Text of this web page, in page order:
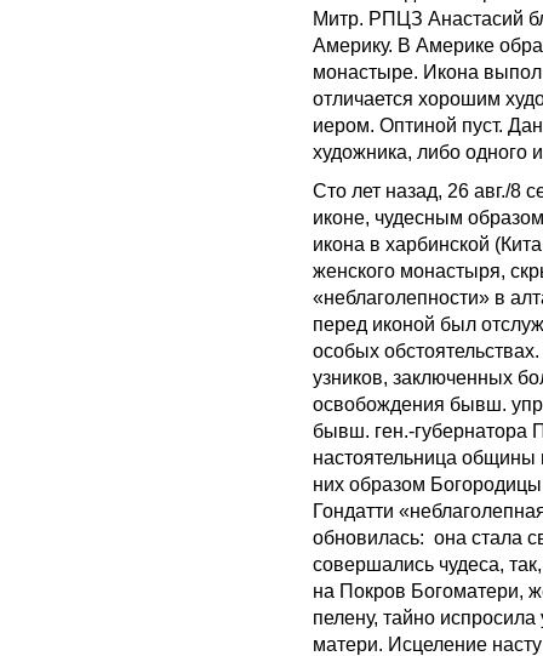
Митр. РПЦЗ Анастасий
Америку. В Америке
монастыре. Икона
отличается хорошим
иером. Оптиной пуст.
художника, либо одного
Сто лет назад, 26 авг./8
иконе, чудесным
икона в харбинской
женского монастыря,
«неблаголепности» в
перед иконой был
особых
узников, заключенных
освобождения бывш.
бывш. ген.-губернатора
настоятельница общины
них образом
Гондатти
обновилась: она стала
совершались чудеса,
на Покров Богоматери,
пелену, тайно
матери. Исцеление